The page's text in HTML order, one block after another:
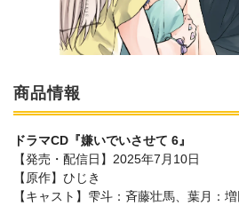
商品情報
ドラマCD『嫌いでいさせて 6』
【発売・配信日】2025年7月10日
【原作】ひじき
【キャスト】雫斗：斉藤壮馬、葉月：